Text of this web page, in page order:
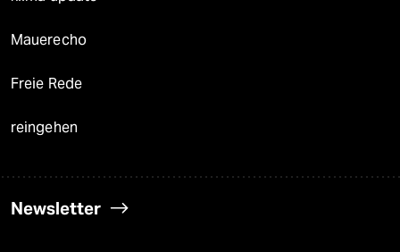
Mauerecho
Freie Rede
reingehen
Newsletter